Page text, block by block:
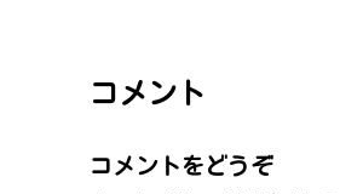
コメント
コメントをどうぞ